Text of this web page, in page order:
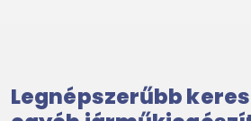
Legnépszerűbb